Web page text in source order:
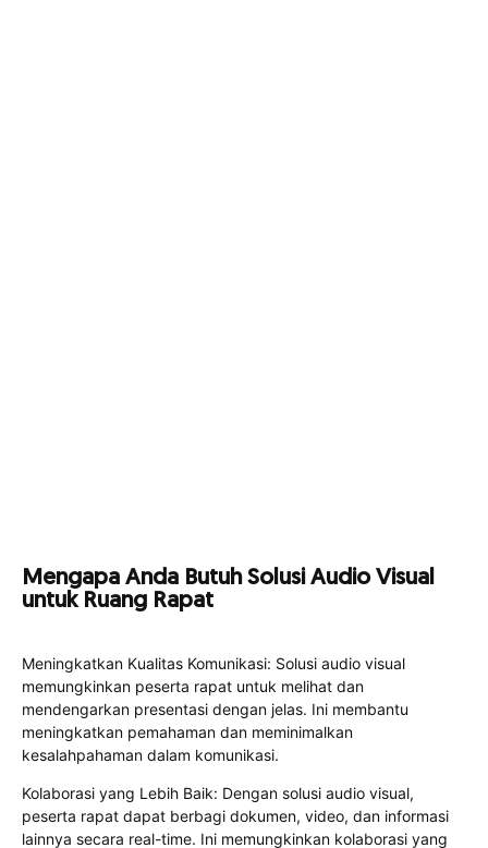
Mengapa Anda Butuh Solusi Audio Visual
untuk Ruang Rapat
Meningkatkan Kualitas Komunikasi: Solusi audio visual
memungkinkan peserta rapat untuk melihat dan
mendengarkan presentasi dengan jelas. Ini membantu
meningkatkan pemahaman dan meminimalkan
kesalahpahaman dalam komunikasi.
Kolaborasi yang Lebih Baik: Dengan solusi audio visual,
peserta rapat dapat berbagi dokumen, video, dan informasi
lainnya secara real-time. Ini memungkinkan kolaborasi yang